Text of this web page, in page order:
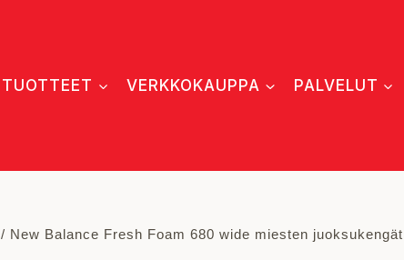
TUOTTEET VERKKOKAUPPA PALVELUT
/ New Balance Fresh Foam 680 wide miesten juoksukengät